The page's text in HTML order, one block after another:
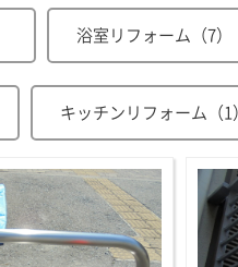
浴室リフォーム（7）
キッチンリフォーム（1